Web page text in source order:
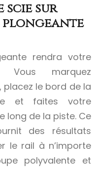
scie sur
plongeante
rendra votre
Vous marquez
le bord de la
et faites votre
long de la piste. Ce
des résultats
le rail à n’importe
polyvalente et